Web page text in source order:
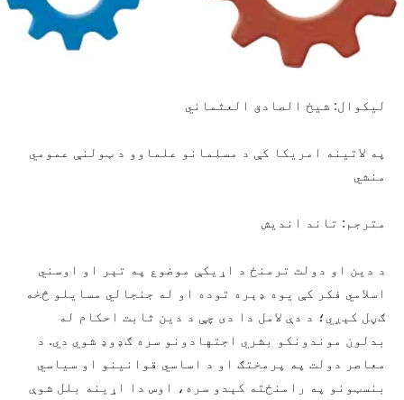
ليکوال: شيخ الصادق العثماني
په لاتینه امریکا کې د مسلمانو علماوو د ټولنې عمومي
منشي
مترجم: تاند انديش
د دین او دولت ترمنځ د اړیکې موضوع په تېر او اوسني
اسلامي فکر کې یوه ډېره توده او له جنجالي مسایلو څخه
ګڼل کېږي؛ د دې لامل دا دی چې د دین ثابت احکام له
بدلون موندونکو بشري اجتهادونو سره ګډوډ شوي دي. د
معاصر دولت په پرمختګ او د اساسي قوانینو او سیاسي
بنسټونو په رامنځته کېدو سره، اوس دا اړینه بلل شوې